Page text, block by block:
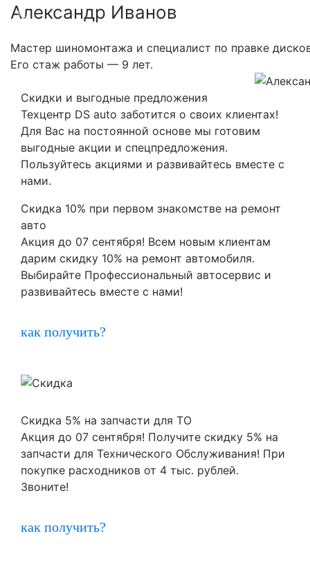
Александр Иванов
Мастер шиномонтажа и специалист по правке
Его стаж работы — 9 лет.
Previous
Скидки и выгодные предложения
Техцентр DS auto заботится о своих клиентах!
Для Вас на постоянной основе мы готовим
выгодные акции и спецпредложения.
Пользуйтесь акциями и развивайтесь вместе с
нами.
Скидка 10% при первом знакомстве на ремонт
авто
Акция до 07 сентября! Всем новым клиентам
дарим скидку 10% на ремонт автомобиля.
Выбирайте Профессиональный автосервис и
развивайтесь вместе с нами!
как получить?
Скидка 5% на запчасти для ТО
Акция до 07 сентября! Получите скидку 5% на
запчасти для Технического Обслуживания! При
покупке расходников от 4 тыс. рублей.
Звоните!
как получить?